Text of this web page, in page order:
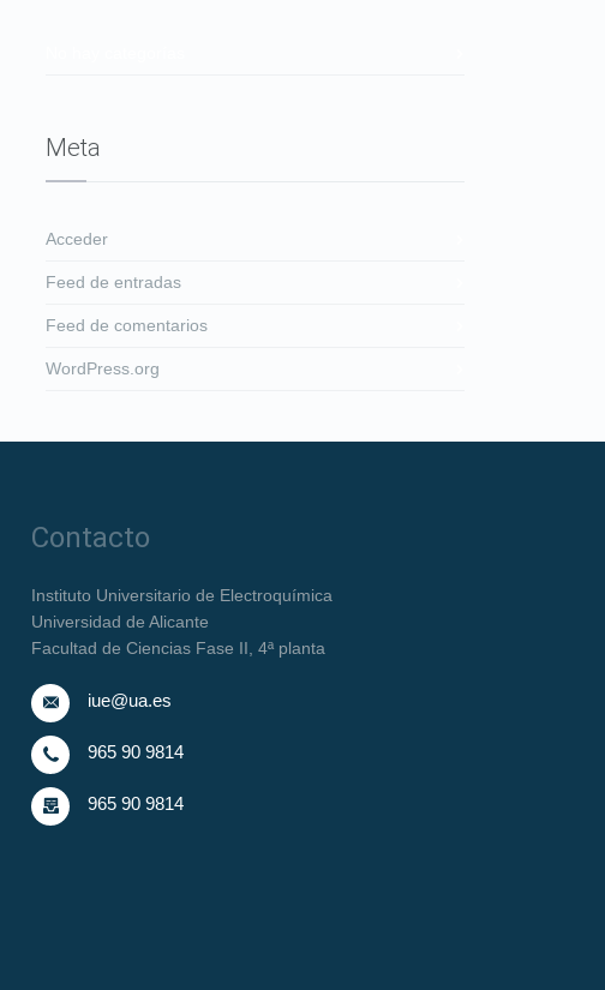
Meta
Acceder
Feed de entradas
Feed de comentarios
WordPress.org
Contacto
Instituto Universitario de Electroquímica
Universidad de Alicante
Facultad de Ciencias Fase II, 4ª planta
iue@ua.es
965 90 9814
965 90 9814